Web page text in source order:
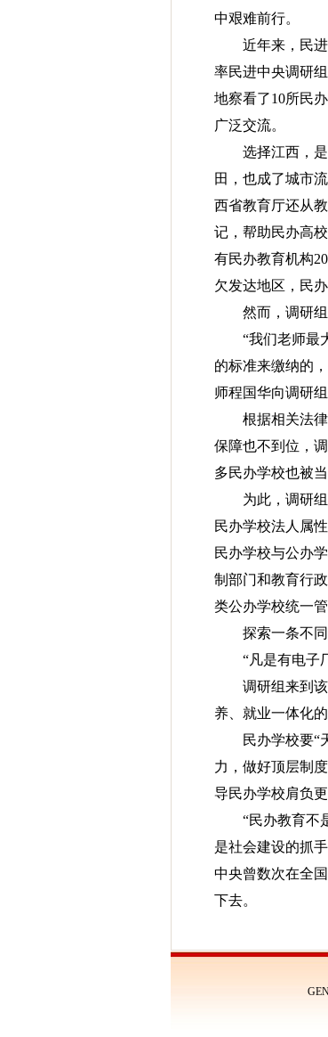
中艰难前行。
近年来，民
率民进中央调研
地察看了10所民
广泛交流。
选择江西，
田，也成了城市
西省教育厅还从
记，帮助民办高
有民办教育机构
欠发达地区，民
然而，调研
“我们老师最
的标准来缴纳的
师程国华向调研
根据相关法
保障也不到位，
多民办学校也被
为此，调研
民办学校法人属
民办学校与公办
制部门和教育行
类公办学校统一管
探索一条不
“凡是有电子
调研组来到
养、就业一体化
民办学校要“
力，做好顶层制
导民办学校肩负
“民办教育不
是社会建设的抓
中央曾数次在全
下去。